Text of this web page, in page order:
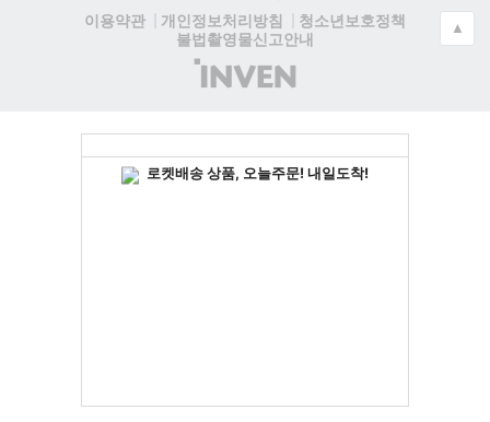
이용약관
개인정보처리방침
청소년보호정책
불법촬영물신고안내
(주)
인
▲